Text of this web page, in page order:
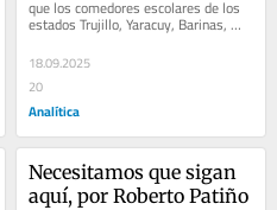
que los comedores escolares de los
estados Trujillo, Yaracuy, Barinas,
Anzoátegui y Monagas dejarán de…
18.09.2025
20
Analítica
Necesitamos que sigan
aquí, por Roberto Patiño